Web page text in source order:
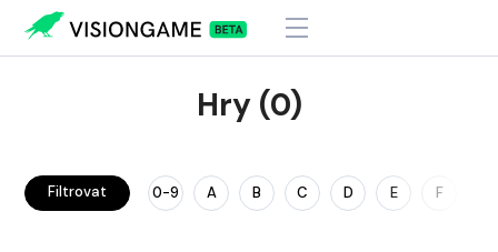
Hry (0)
Filtrovat 0-9 A B C D E F